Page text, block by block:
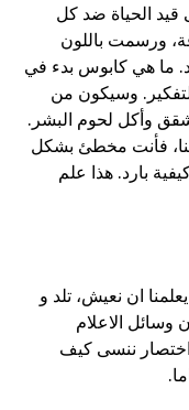
قيد الحياة ضد كل
ورسمت باللون
ما هي كابوس بدء في
وسيكون من
وأكل لحوم البشر.
فأنت مخطئ بشكل
بارد. هذا علم
ان نعيش، تلد و
وسائل الاعلام
اختصار ننسى كيف